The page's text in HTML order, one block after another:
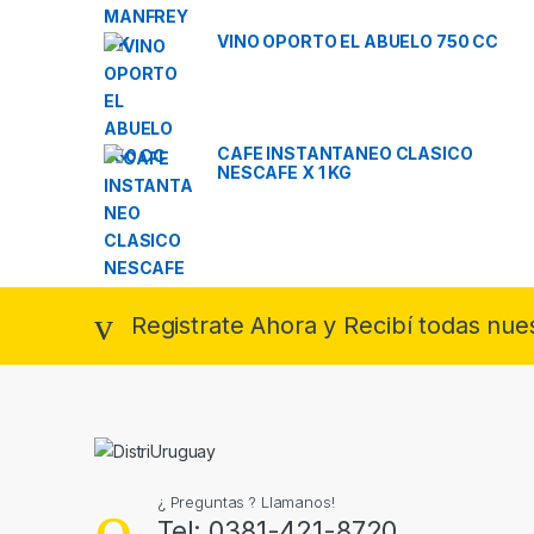
VINO OPORTO EL ABUELO 750 CC
CAFE INSTANTANEO CLASICO
NESCAFE X 1 KG
Registrate Ahora y Recibí todas
¿ Preguntas ? Llamanos!